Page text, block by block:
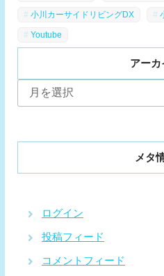
小川カーサイドリビングDX
Youtube
アーカ
ー
メタ
ログイン
投稿フィード
コメントフィード